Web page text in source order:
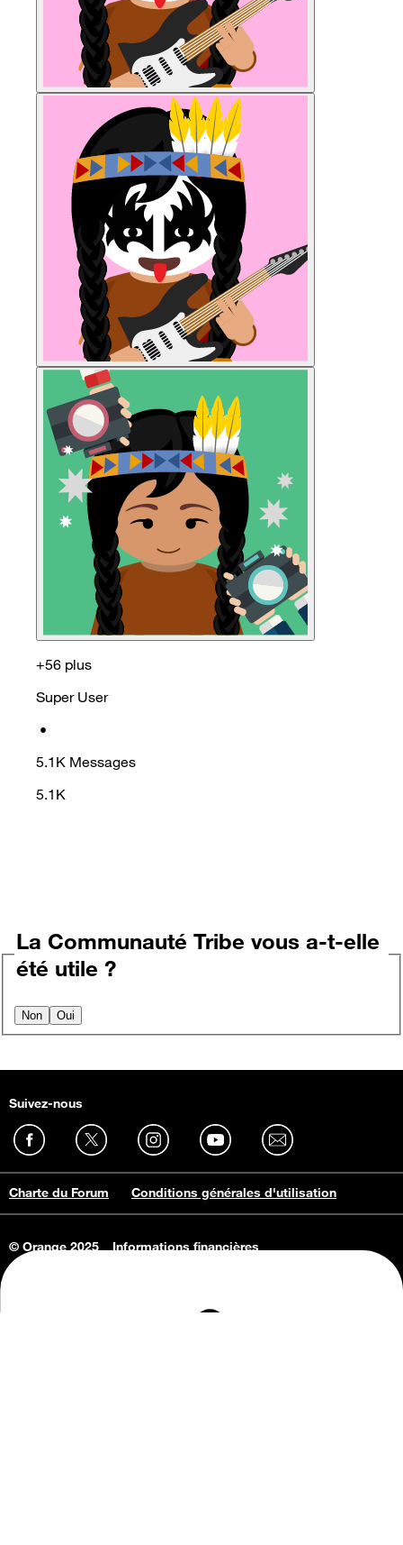
+56 plus
Super User
•
5.1K Messages
5.1K
La Communauté Tribe vous a-t-elle
été utile ?
Non Oui
Suivez-nous
Charte du Forum Conditions générales d'utilisation
© Orange 2025
Informations financières